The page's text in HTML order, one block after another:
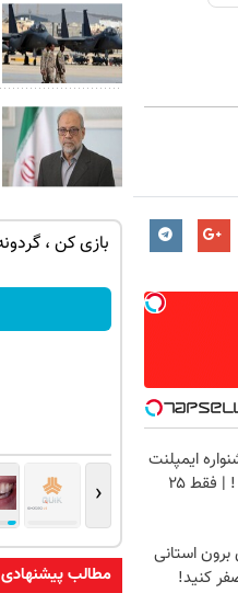
ایمپلنت
تهران سر بزنید ! | فقط ۲۵
استانی
کنید!
مراجعه فروخته
‹
مطالب پیشنهادی